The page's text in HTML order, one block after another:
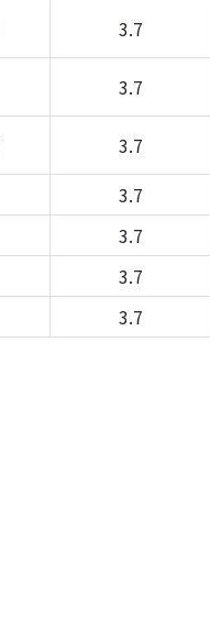
3.7
3.7
3.7
3.7
3.7
3.7
3.7